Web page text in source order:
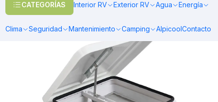
CATEGORÍAS Interior RV Exterior RV Agua Energía
Clima Seguridad Mantenimiento Camping AlpicoolContacto